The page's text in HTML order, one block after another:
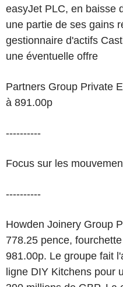
easyJet PLC, en baisse
une partie de ses gains
gestionnaire d'actifs
une éventuelle offre
Partners Group Private
à 891.00p
----------
Focus sur les
----------
Howden Joinery Group
778.25 pence,
981.00p. Le groupe fait
ligne DIY Kitchens pour